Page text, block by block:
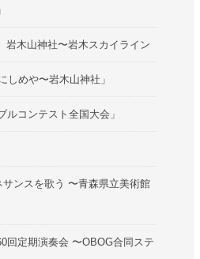
木山神社〜岩木スカイライン
しめや〜岩木山神社」
ルコンテスト全国大会」
サンスを歌う 〜青森県立美術館
回定期演奏会 〜OBOG合同ステ